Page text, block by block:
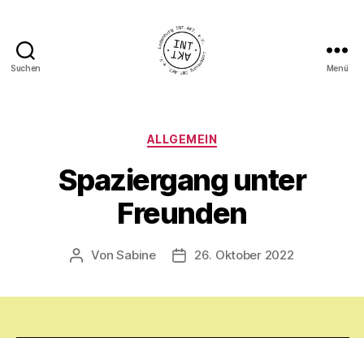
Suchen
V.
Menü
Kategorien
ALLGEMEIN
Spaziergang unter
Freunden
Beitragsautor
VonSabine Veröffentlichungsdatum
26. Oktober 2022